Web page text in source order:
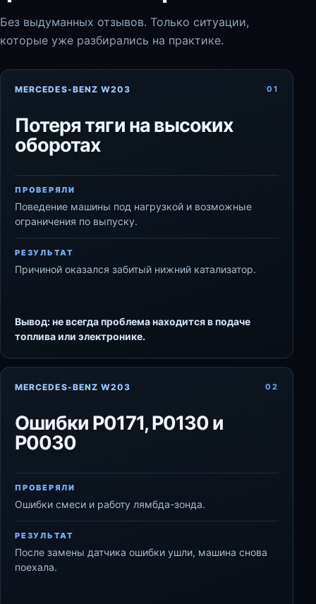
Без выдуманных отзывов. Только ситуации,
которые уже разбирались на практике.
MERCEDES-BENZ W203 01
Потеря тяги на высоких
оборотах
ПРОВЕРЯЛИ
Поведение машины под нагрузкой и возможные
ограничения по выпуску.
РЕЗУЛЬТАТ
Причиной оказался забитый нижний катализатор.
Вывод: не всегда проблема находится в подаче
топлива или электронике.
MERCEDES-BENZ W203 02
Ошибки P0171, P0130 и
P0030
ПРОВЕРЯЛИ
Ошибки смеси и работу лямбда-зонда.
РЕЗУЛЬТАТ
После замены датчика ошибки ушли, машина снова
поехала.